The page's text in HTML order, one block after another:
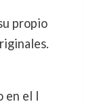
propio
en el I